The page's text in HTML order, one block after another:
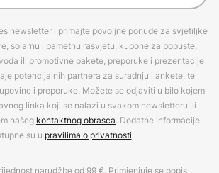
newsletter i primajte povoljne ponude za svjetiljke
solarnu i pametnu rasvjetu, kupone za popuste,
ili promotivne pakete, preporuke i prezentacije
potencijalnih partnera za suradnju i ankete, te
i preporuke. Možete se odjaviti u bilo kojem
linka koji se nalazi u svakom newsletteru ili
našeg kontaktnog obrasca. Dodatne informacije
su u pravilima o privatnosti.
narudžbe od 99 €. Primjenjuje se popis